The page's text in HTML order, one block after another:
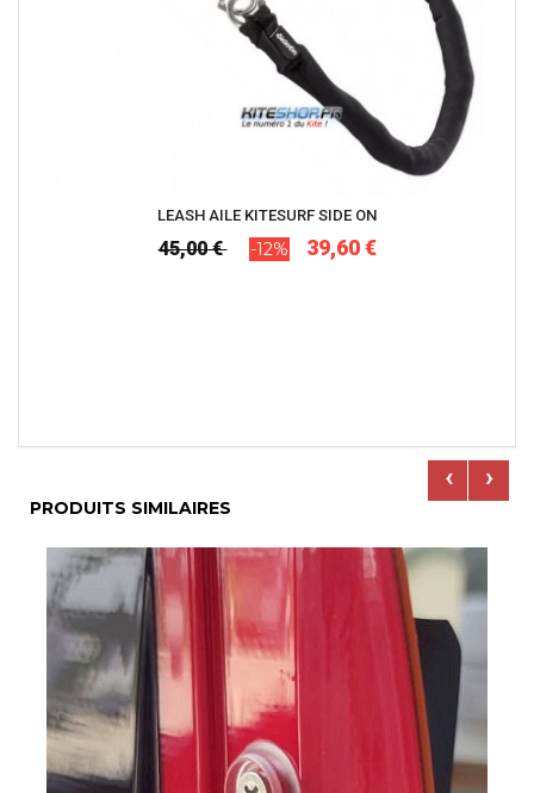
LEASH AILE KITESURF SIDE ON
45,00 € -12% 39,60 €
PRODUITS SIMILAIRES
‹ ›